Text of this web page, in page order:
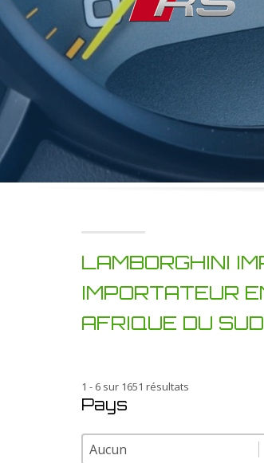
LAMBORGHINI
IMPORTATEUR
AFRIQUE DU SUD
1 - 6 sur 1651 résultats
Pays
Pays
Pays